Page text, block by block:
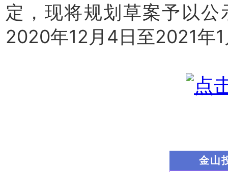
定，现将规划草案予以
2020年12月4日至2021年
金山